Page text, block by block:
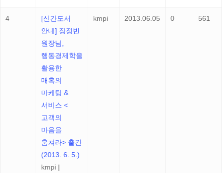
4
[신간도서
안내] 장정빈
원장님,
행동경제학을
활용한
매혹의
마케팅 &
서비스 <
고객의
마음을
훔쳐라> 출간
(2013. 6. 5.)
kmpi |
kmpi 2013.06.05 0 561